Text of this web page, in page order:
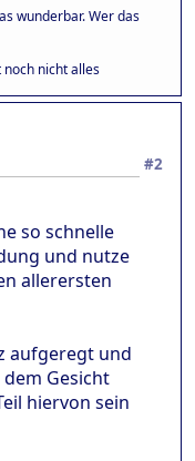
wunderbar. Wer das
noch nicht alles
#2
so schnelle
und nutze
allerersten
aufgeregt und
Gesicht
hiervon sein